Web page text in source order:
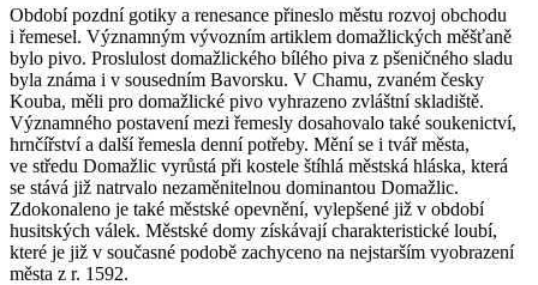
Období pozdní gotiky a renesance přineslo městu rozvoj obchodu
i řemesel. Významným vývozním artiklem domažlických měšťaně
bylo pivo. Proslulost domažlického bílého piva z pšeničného sladu
byla známa i v sousedním Bavorsku. V Chamu, zvaném česky
Kouba, měli pro domažlické pivo vyhrazeno zvláštní skladiště.
Významného postavení mezi řemesly dosahovalo také soukenictví,
hrnčířství a další řemesla denní potřeby. Mění se i tvář města,
ve středu Domažlic vyrůstá při kostele štíhlá městská hláska, která
se stává již natrvalo nezaměnitelnou dominantou Domažlic.
Zdokonaleno je také městské opevnění, vylepšené již v období
husitských válek. Městské domy získávají charakteristické loubí,
které je již v současné podobě zachyceno na nejstarším vyobrazení
města z r. 1592.